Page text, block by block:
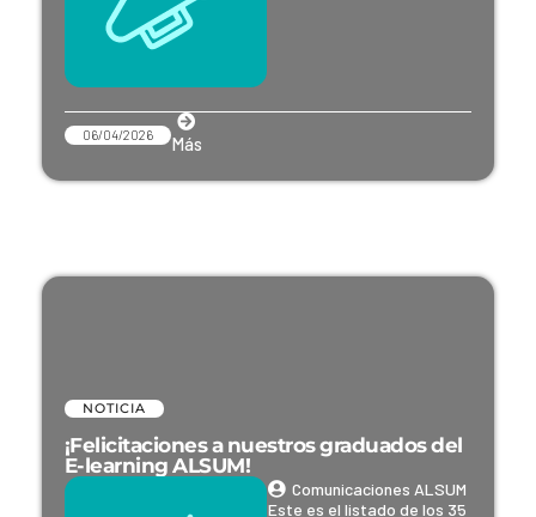
06/04/2026 Más
NOTICIA
¡Felicitaciones a nuestros graduados del
E-learning ALSUM!
Comunicaciones ALSUM
Este es el listado de los 35